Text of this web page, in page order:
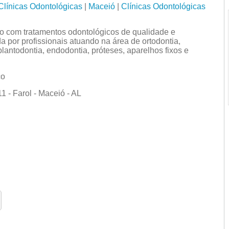
Odontológicas| Maceió| Clínicas Odontológicas
com tratamentos odontológicos de qualidade e
por profissionais atuando na área de ortodontia,
endodontia, próteses, aparelhos fixos e
- Farol - Maceió - AL